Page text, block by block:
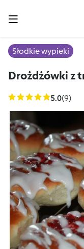
Słodkie wypieki
Drożdżówki z
5.0(9)